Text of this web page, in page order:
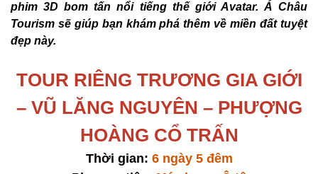
phim 3D bom tấn nổi tiếng thế giới Avatar. Á Châu
Tourism sẽ giúp bạn khám phá thêm về miền đất tuyệt
đẹp này.
TOUR RIÊNG TRƯƠNG GIA GIỚI
– VŨ LĂNG NGUYÊN – PHƯỢNG
HOÀNG CỔ TRẤN
Thời gian: 6 ngày 5 đêm